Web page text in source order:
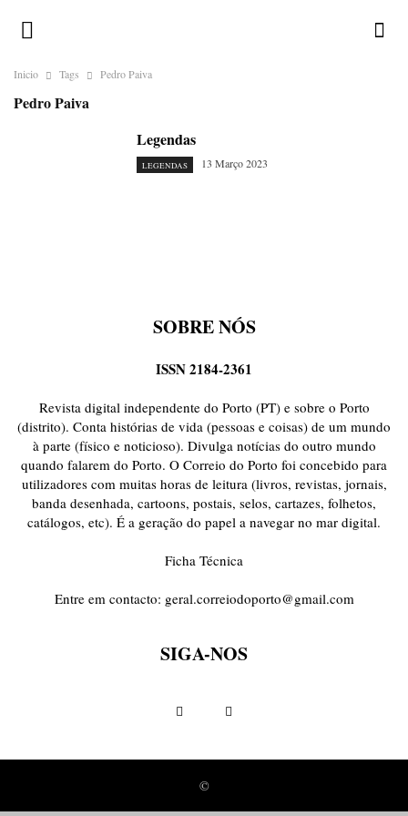
Inicio Tags Pedro Paiva
Pedro Paiva
Legendas
LEGENDAS 13 Março 2023
SOBRE NÓS
ISSN 2184-2361
Revista digital independente do Porto (PT) e sobre o Porto
(distrito). Conta histórias de vida (pessoas e coisas) de um mundo
à parte (físico e noticioso). Divulga notícias do outro mundo
quando falarem do Porto. O Correio do Porto foi concebido para
utilizadores com muitas horas de leitura (livros, revistas, jornais,
banda desenhada, cartoons, postais, selos, cartazes, folhetos,
catálogos, etc). É a geração do papel a navegar no mar digital.
Ficha Técnica
Entre em contacto: geral.correiodoporto@gmail.com
SIGA-NOS
©